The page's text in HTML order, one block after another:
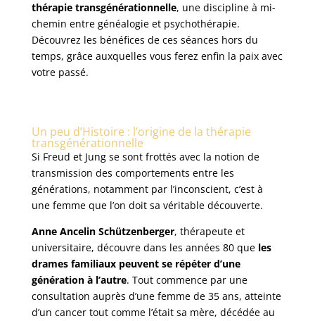
thérapie transgénérationnelle, une discipline à mi-
chemin entre généalogie et psychothérapie.
Découvrez les bénéfices de ces séances hors du
temps, grâce auxquelles vous ferez enfin la paix avec
votre passé.
Un peu d’Histoire : l’origine de la thérapie
transgénérationnelle
Si Freud et Jung se sont frottés avec la notion de
transmission des comportements entre les
générations, notamment par l’inconscient, c’est à
une femme que l’on doit sa véritable découverte.
Anne Ancelin Schützenberger, thérapeute et
universitaire, découvre dans les années 80 que les
drames familiaux peuvent se répéter d’une
génération à l’autre. Tout commence par une
consultation auprès d’une femme de 35 ans, atteinte
d’un cancer tout comme l’était sa mère, décédée au